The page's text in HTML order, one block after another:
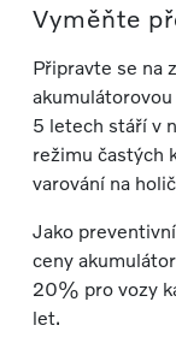
Vyměňte
Připravte se na
5 letech stáří v
režimu častých
varování na
Jako
ceny
20% pro vozy
let.